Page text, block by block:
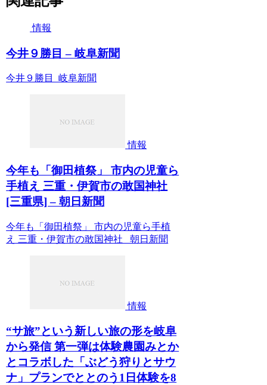
情報
今井９勝目 – 岐阜新聞
今井９勝目 岐阜新聞
情報
今年も「御田植祭」 市内の児童ら
手植え 三重・伊賀市の敢国神社
[三重県] – 朝日新聞
今年も「御田植祭」 市内の児童ら手植
え 三重・伊賀市の敢国神社 朝日新聞
情報
“サ旅”という新しい旅の形を岐阜
から発信 第一弾は体験農園みとか
とコラボした「ぶどう狩りとサウ
ナ」プランでととのう1日体験を8